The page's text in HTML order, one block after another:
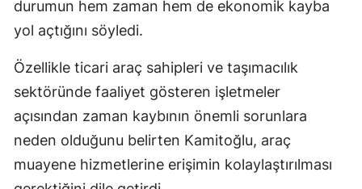
durumun hem zaman hem de ekonomik kayba
yol açtığını söyledi.
Özellikle ticari araç sahipleri ve taşımacılık
sektöründe faaliyet gösteren işletmeler
açısından zaman kaybının önemli sorunlara
neden olduğunu belirten Kamitoğlu, araç
muayene hizmetlerine erişimin kolaylaştırılması